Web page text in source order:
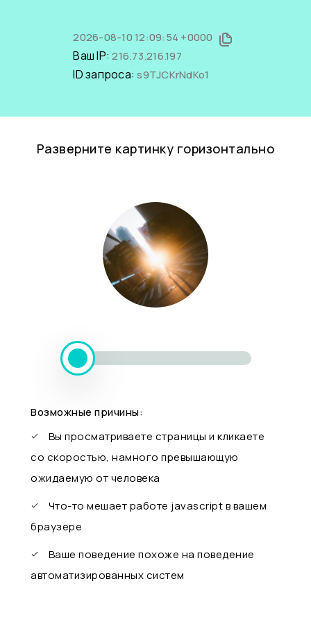
2026-08-10 12:09:54 +0000
Ваш IP:216.73.216.197
ID запроса:s9TJCKrNdKo1
Разверните картинку горизонтально
Возможные причины:
Вы просматриваете страницы и кликаете
со скоростью, намного превышающую
ожидаемую от человека
Что-то мешает работе javascript в вашем
браузере
Ваше поведение похоже на поведение
автоматизированных систем